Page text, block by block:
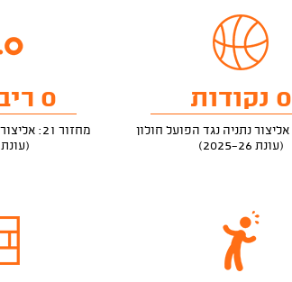
0 נקודות
(עונת 2025-26)
0 ריבאונדים
מחזור 21: אליצור נתניה נגד הפועל חולון
(עונת 2025-26)